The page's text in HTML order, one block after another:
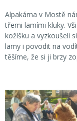
Alpakárna v Mostě
třemi lamími kluky.
kožíšku a vyzkoušeli
lamy i povodit na
těšíme, že si ji brzy